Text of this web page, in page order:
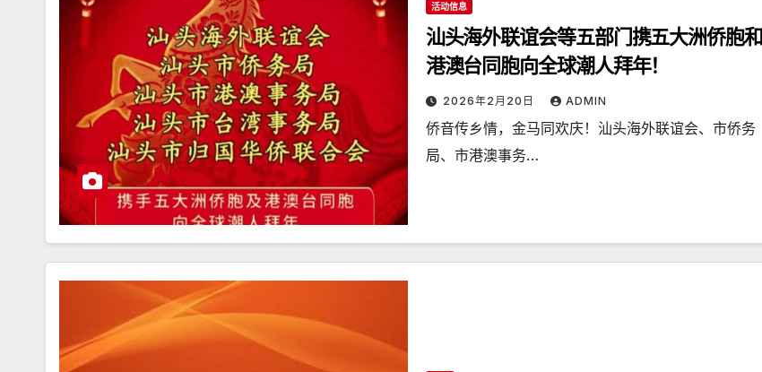
活动信息
汕头海外联谊会等五部门携五大洲侨胞和
港澳台同胞向全球潮人拜年！
2026年2月20日 ADMIN
侨音传乡情，金马同欢庆！汕头海外联谊会、市侨务
局、市港澳事务…